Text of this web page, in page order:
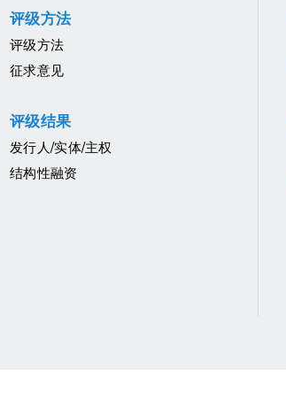
评级方法
评级方法
征求意见
评级结果
发行人/实体/主权
结构性融资